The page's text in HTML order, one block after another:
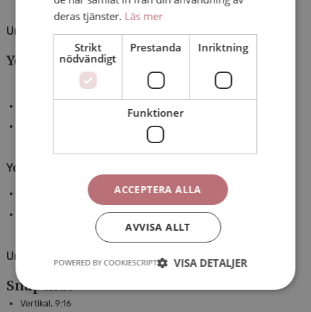
Undertextformat:.srt eller .vtt
Youtube
Youtube Shorts:
Kvadratiskt, 1:1 (Shorts bör endast göras vertikal)
Undertextformat:
Snapchat
Vertikal, 9:16
deras tjänster. Läs mer
Strikt
nödvändigt
Prestanda Inriktning
Funktioner
ACCEPTERA ALLA
AVVISA ALLT
VISA DETALJER
POWERED BY COOKIESCRIPT